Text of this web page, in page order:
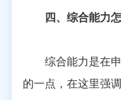
四、 综合能力
综合能力是在
的一点，在这里强